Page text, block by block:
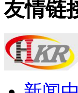
友情链